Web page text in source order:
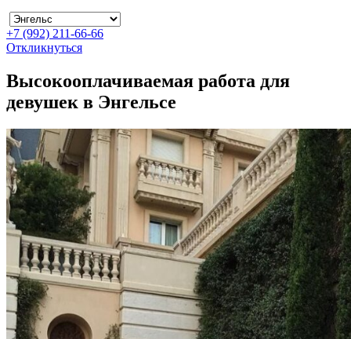
+7 (992) 211-66-66
Откликнуться
Высокооплачиваемая работа для
девушек в Энгельсе